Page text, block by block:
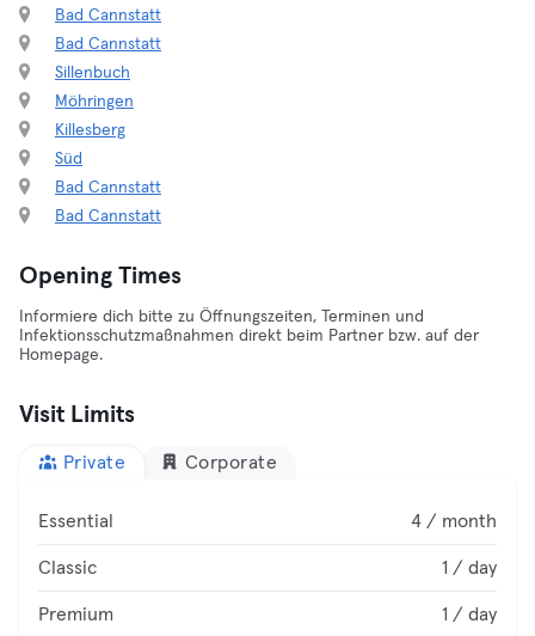
Bad Cannstatt
Bad Cannstatt
Sillenbuch
Möhringen
Killesberg
Süd
Bad Cannstatt
Bad Cannstatt
Opening Times
Informiere dich bitte zu Öffnungszeiten, Terminen und
Infektionsschutzmaßnahmen direkt beim Partner bzw. auf der
Homepage.
Visit Limits
Private Corporate
Essential 4 / month
Classic 1 / day
Premium 1 / day